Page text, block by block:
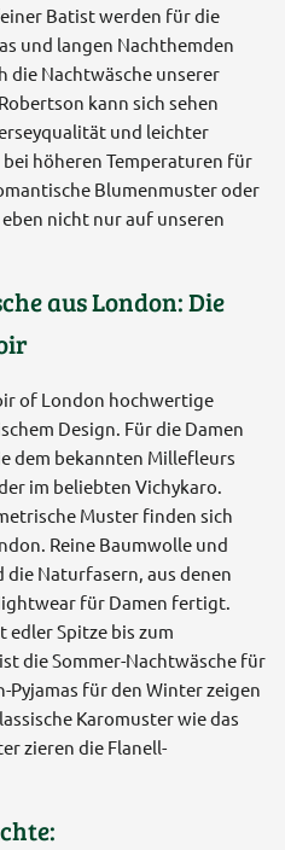
Batist werden für die
und langen Nachthemden
die Nachtwäsche unserer
kann sich sehen
und leichter
höheren Temperaturen für
Blumenmuster oder
nicht nur auf unseren
aus London: Die
of London hochwertige
Design. Für die Damen
dem bekannten Millefleurs
im beliebten Vichykaro.
Muster finden sich
Reine Baumwolle und
Naturfasern, aus denen
für Damen fertigt.
edler Spitze bis zum
die Sommer-Nachtwäsche für
Pyjamas für den Winter zeigen
Karomuster wie das
zieren die Flanell-